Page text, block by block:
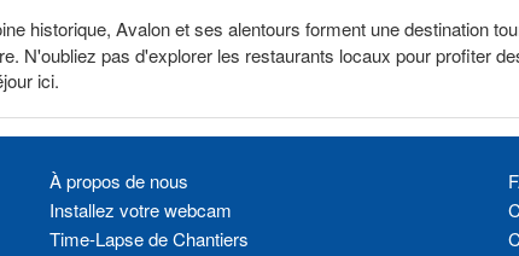
historique, Avalon et ses alentours forment une destination
N'oubliez pas d'explorer les restaurants locaux pour profiter
ici.
À propos de nous
Installez votre webcam
Time-Lapse de Chantiers